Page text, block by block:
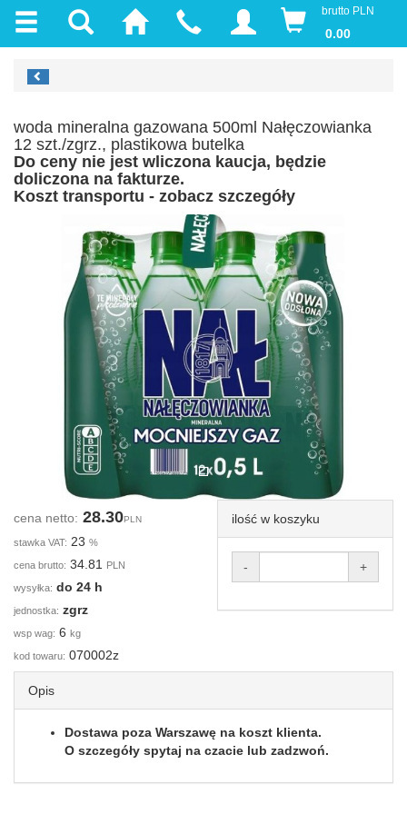
brutto PLN
0.00
woda mineralna gazowana 500ml Nałęczowianka
12 szt./zgrz., plastikowa butelka
Do ceny nie jest wliczona kaucja, będzie
doliczona na fakturze.
Koszt transportu - zobacz szczegóły
cena netto: 28.30PLN
stawka VAT: 23 %
cena brutto: 34.81 PLN
wysyłka: do 24 h
jednostka: zgrz
wsp wag: 6 kg
kod towaru: 070002z
ilość w koszyku
- +
Opis
Dostawa poza Warszawę na koszt klienta.
O szczegóły spytaj na czacie lub zadzwoń.